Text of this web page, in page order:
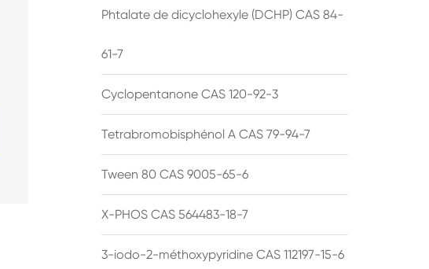
Phtalate de dicyclohexyle (DCHP) CAS 84-
61-7
Cyclopentanone CAS 120-92-3
Tetrabromobisphénol A CAS 79-94-7
Tween 80 CAS 9005-65-6
X-PHOS CAS 564483-18-7
3-iodo-2-méthoxypyridine CAS 112197-15-6